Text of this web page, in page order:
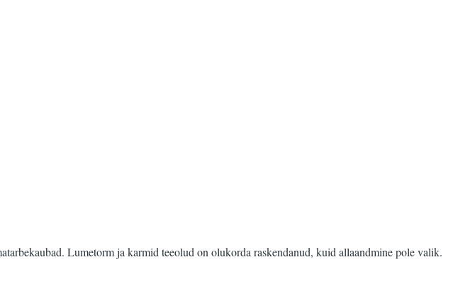
Lumetorm ja karmid teeolud on olukorda raskendanud, kuid allaandmine pole valik.